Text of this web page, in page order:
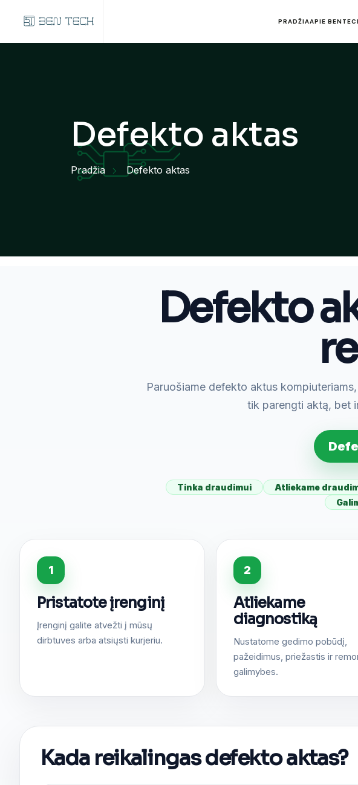
PRADŽIAAPIE
Defekto aktas
Pradžia Defekto aktas
Defekto
Paruošiame defekto aktus
tik parengti aktą, bet
Tinka draudimui Atliekame
1
Pristatote įrenginį
Įrenginį galite atvežti į mūsų
dirbtuves arba atsiųsti kurjeriu.
2
Atliekame
diagnostiką
Nustatome gedimo pobūdį,
pažeidimus, priežastis ir
galimybes.
Kada reikalingas defekto aktas?